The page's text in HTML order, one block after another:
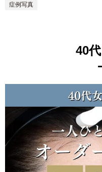
お悩み別しみ・美肌
脱毛
ほくろ
しわ・たるみ
目元、目周りの若返り
刺青除去
施術別インモードリフト
サブシジョン
水光注射
ピーリング
ハイドラブースター
レーザー脱毛
美容点滴・注射
フォトフェイシャル
イオン導入・エレク
PRP
コンデンスリッチフ
脂肪吸引注射
ヒアルロン酸
プルリアルシリーズ
リジュラン
ボトックス
小顔（脂肪溶解）注射
PICOレーザー
CO2レーザー
眼瞼下垂、二重、目
経結膜脱脂
HIFU（ハイフ）ウル
フェイスタイト
ボルニューマー
ダーマペン４
シルファームX
医療アートメイク
毛髪再生療法
スレッドリフト（糸
MPガン
VISIA
症例写真
40